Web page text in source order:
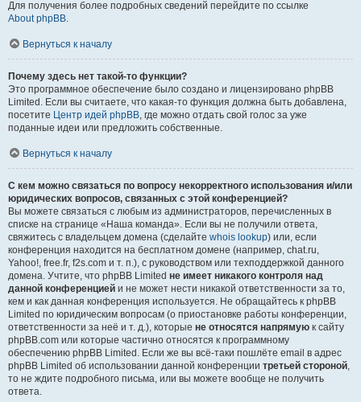
Для получения более подробных сведений перейдите по ссылке
About phpBB.
Вернуться к началу
Почему здесь нет такой-то функции?
Это программное обеспечение было создано и лицензировано phpBB
Limited. Если вы считаете, что какая-то функция должна быть добавлена,
посетите Центр идей phpBB, где можно отдать свой голос за уже
поданные идеи или предложить собственные.
Вернуться к началу
С кем можно связаться по вопросу некорректного использования и/или
юридических вопросов, связанных с этой конференцией?
Вы можете связаться с любым из администраторов, перечисленных в
списке на странице «Наша команда». Если вы не получили ответа,
свяжитесь с владельцем домена (сделайте whois lookup) или, если
конференция находится на бесплатном домене (например, chat.ru,
Yahoo!, free.fr, f2s.com и т. п.), с руководством или техподдержкой данного
домена. Учтите, что phpBB Limited не имеет никакого контроля над
данной конференцией и не может нести никакой ответственности за то,
кем и как данная конференция используется. Не обращайтесь к phpBB
Limited по юридическим вопросам (о приостановке работы конференции,
ответственности за неё и т. д.), которые не относятся напрямую к сайту
phpBB.com или которые частично относятся к программному
обеспечению phpBB Limited. Если же вы всё-таки пошлёте email в адрес
phpBB Limited об использовании данной конференции третьей стороной,
то не ждите подробного письма, или вы можете вообще не получить
ответа.